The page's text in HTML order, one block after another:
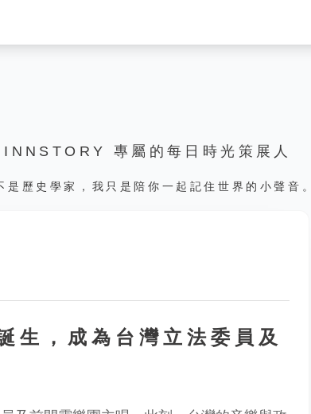
INNSTORY 專屬的每日時光策展人
是歷史學家，我只是陪你一起記住世界的小聲音。
生，成為台灣立法委員及